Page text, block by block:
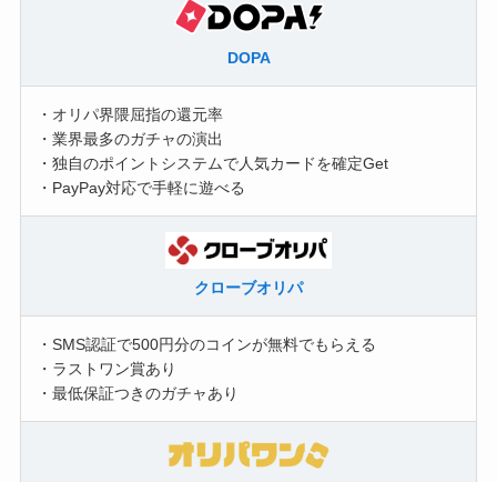
DOPA
・オリパ界隈屈指の還元率
・業界最多のガチャの演出
・独自のポイントシステムで人気カードを確定Get
・PayPay対応で手軽に遊べる
クローブオリパ
・SMS認証で500円分のコインが無料でもらえる
・ラストワン賞あり
・最低保証つきのガチャあり